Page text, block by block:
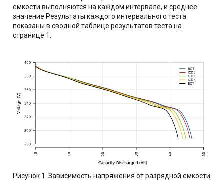
емкости выполняются на каждом интервале, и среднее
значение Результаты каждого интервального теста
показаны в сводной таблице результатов теста на
странице 1.
Рисунок 1. Зависимость напряжения от разрядной емкости